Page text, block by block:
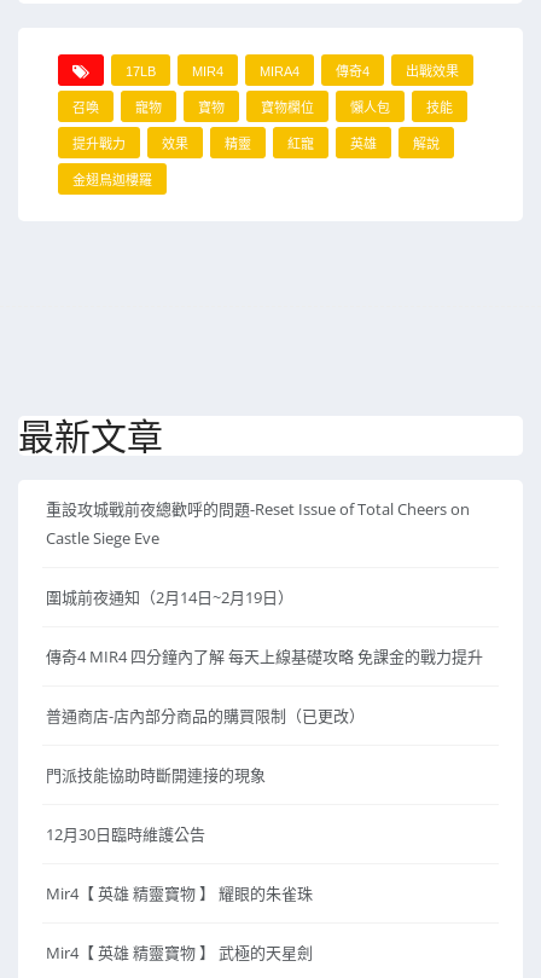
17LB MIR4 MIRA4 傳奇4 出戰效果
召喚 寵物 寶物 寶物欄位 懶人包 技能
提升戰力 效果 精靈 紅寵 英雄 解說
金翅鳥迦樓羅
最新文章
重設攻城戰前夜總歡呼的問題-Reset Issue of Total Cheers on
Castle Siege Eve
圍城前夜通知（2月14日~2月19日）
傳奇4 MIR4 四分鐘內了解 每天上線基礎攻略 免課金的戰力提升
普通商店-店內部分商品的購買限制（已更改）
門派技能協助時斷開連接的現象
12月30日臨時維護公告
Mir4【 英雄 精靈寶物 】 耀眼的朱雀珠
Mir4【 英雄 精靈寶物 】 武極的天星劍